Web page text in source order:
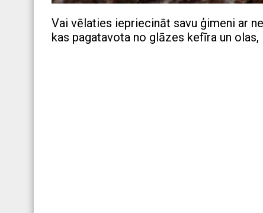
Vai vēlaties iepriecināt savu ģimeni ar
kas pagatavota no glāzes kefīra un